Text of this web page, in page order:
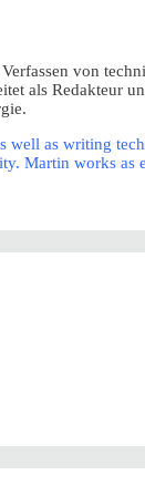
von
als Redakteur
as writing
Martin works